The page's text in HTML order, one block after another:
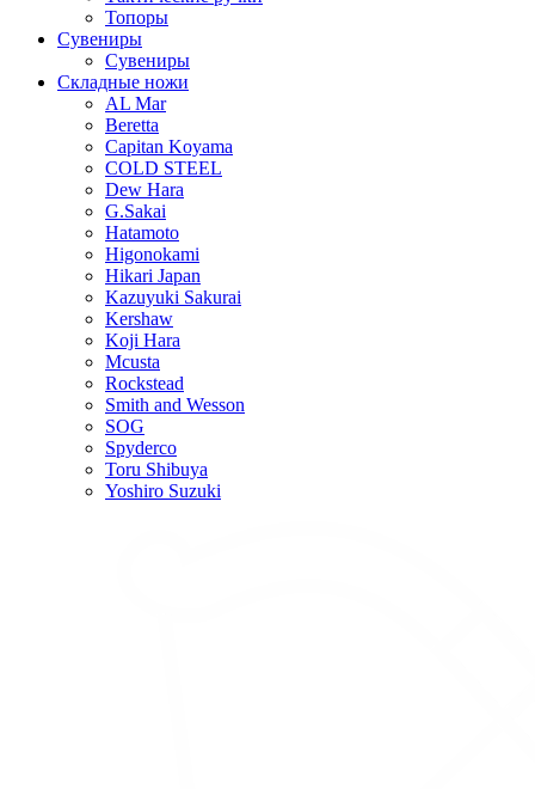
Топоры
Сувениры
Сувениры
Складные ножи
AL Mar
Beretta
Capitan Koyama
COLD STEEL
Dew Hara
G.Sakai
Hatamoto
Higonokami
Hikari Japan
Kazuyuki Sakurai
Kershaw
Koji Hara
Mcusta
Rockstead
Smith and Wesson
SOG
Spyderco
Toru Shibuya
Yoshiro Suzuki